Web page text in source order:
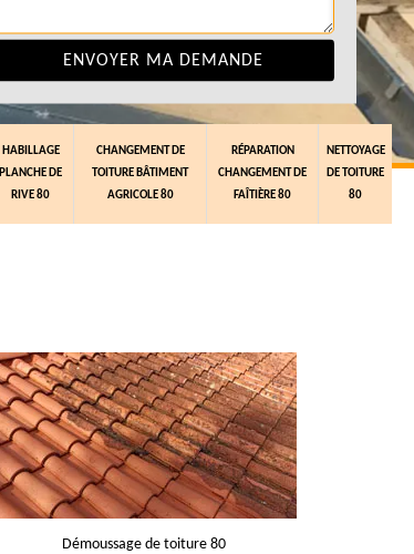
HABILLAGE
PLANCHE DE
RIVE 80
CHANGEMENT DE
TOITURE BÂTIMENT
AGRICOLE 80
RÉPARATION
CHANGEMENT DE
FAÎTIÈRE 80
NETTOYAGE
DE TOITURE
80
Démoussage de toiture 80